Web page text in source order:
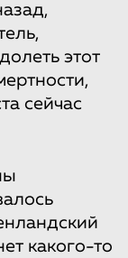
этот
сейчас
какого-то